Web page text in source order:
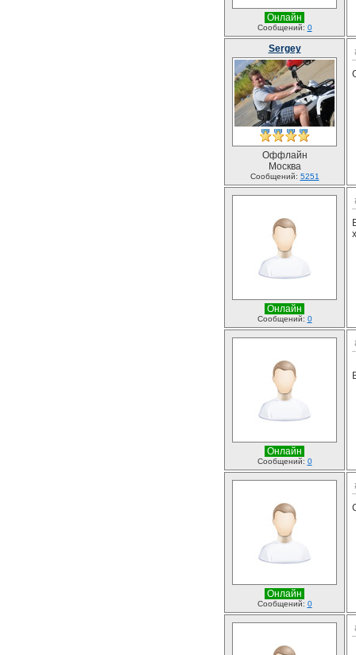
Онлайн
Сообщений: 0
Sergey
Оффлайн
Москва
Сообщений: 5251
Онлайн
Сообщений: 0
Онлайн
Сообщений: 0
Онлайн
Сообщений: 0